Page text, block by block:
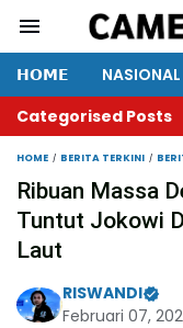
𝗛𝗢𝗠𝗘 NASIONAL
Categorised Posts
Satpam PKS
HOME BERITA TERKINI
Ribuan Massa
Tuntut Jokowi
Laut
RISWANDI
Februari 07,